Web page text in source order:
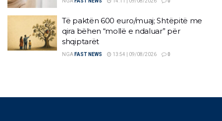
Të paktën 600 euro/muaj; Shtëpitë me
qira bëhen “mollë e ndaluar” për
shqiptarët
NGA FAST NEWS 13:54 | 09/08/2026 0